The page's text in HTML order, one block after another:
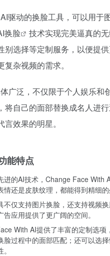
驱动的换脸工具，可以用于
换脸
技术实现完美逼真的
别选择等定制服务，以便提
杂视频的需求。
广泛，不仅限于个人娱乐
将自己的面部替换成名人进
效果的明星。
能特点
进的AI技术，Change Face With
还是皮肤纹理，都能得到精细
不仅支持图片换脸，还支持视频
应用提供了更广阔的空间。
With AI提供了丰富的定制选
过程中的面部匹配；还可以选